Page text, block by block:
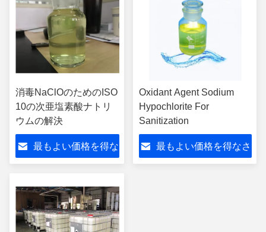
消毒NaClOのためのISO
10の次亜塩素酸ナトリ
ウムの解決
最もよい価格を得な
Oxidant Agent Sodium
Hypochlorite For
Sanitization
最もよい価格を得なさ